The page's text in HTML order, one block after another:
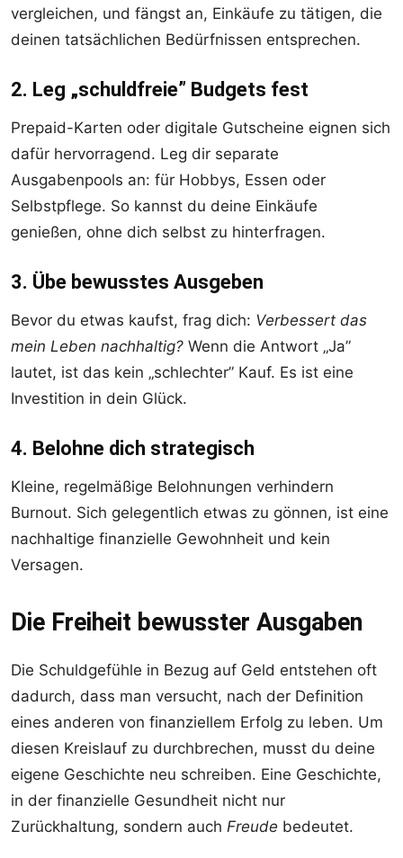
vergleichen, und fängst an, Einkäufe zu tätigen, die
deinen tatsächlichen Bedürfnissen entsprechen.
2. Leg „schuldfreie” Budgets fest
Prepaid-Karten oder digitale Gutscheine eignen sich
dafür hervorragend. Leg dir separate
Ausgabenpools an: für Hobbys, Essen oder
Selbstpflege. So kannst du deine Einkäufe
genießen, ohne dich selbst zu hinterfragen.
3. Übe bewusstes Ausgeben
Bevor du etwas kaufst, frag dich: Verbessert das
mein Leben nachhaltig? Wenn die Antwort „Ja”
lautet, ist das kein „schlechter” Kauf. Es ist eine
Investition in dein Glück.
4. Belohne dich strategisch
Kleine, regelmäßige Belohnungen verhindern
Burnout. Sich gelegentlich etwas zu gönnen, ist eine
nachhaltige finanzielle Gewohnheit und kein
Versagen.
Die Freiheit bewusster Ausgaben
Die Schuldgefühle in Bezug auf Geld entstehen oft
dadurch, dass man versucht, nach der Definition
eines anderen von finanziellem Erfolg zu leben. Um
diesen Kreislauf zu durchbrechen, musst du deine
eigene Geschichte neu schreiben. Eine Geschichte,
in der finanzielle Gesundheit nicht nur
Zurückhaltung, sondern auch Freude bedeutet.